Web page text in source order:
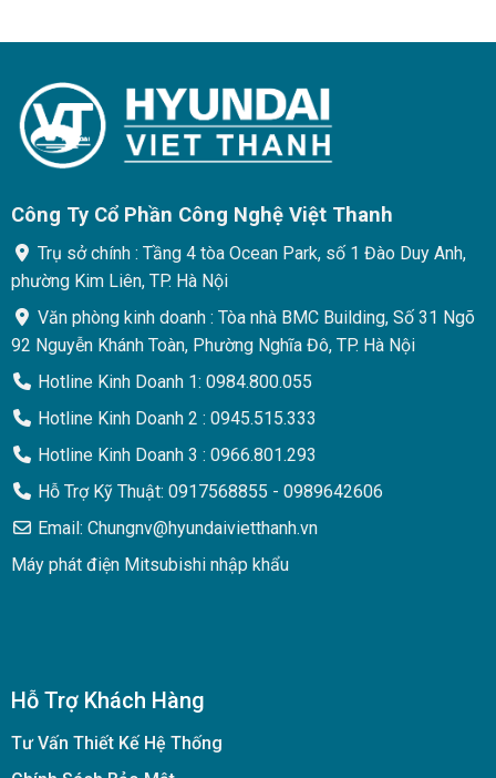
Công Ty Cổ Phần Công Nghệ Việt Thanh
Trụ sở chính : Tầng 4 tòa Ocean Park, số 1 Đào Duy Anh,
phường Kim Liên, TP. Hà Nội
Văn phòng kinh doanh : Tòa nhà BMC Building, Số 31 Ngõ
92 Nguyễn Khánh Toàn, Phường Nghĩa Đô, TP. Hà Nội
Hotline Kinh Doanh 1: 0984.800.055
Hotline Kinh Doanh 2 : 0945.515.333
Hotline Kinh Doanh 3 : 0966.801.293
Hỗ Trợ Kỹ Thuật: 0917568855 - 0989642606
Email: Chungnv@hyundaivietthanh.vn
Máy phát điện Mitsubishi nhập khẩu
Hỗ Trợ Khách Hàng
Tư Vấn Thiết Kế Hệ Thống